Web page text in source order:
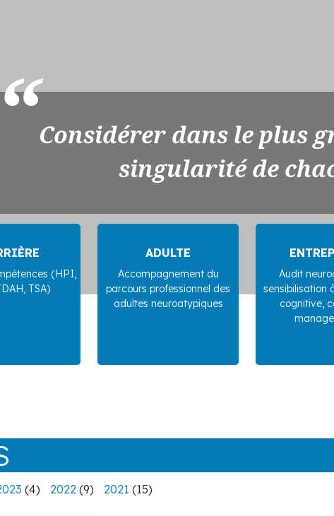
Considérer dans le plus
singularité de
(HPI,
TSA)
ADULTE
Accompagnement du
parcours professionnel des
adultes neuroatypiques
Audit
sensibilisation
cognitive,
(4) 2022 (9) 2021 (15)